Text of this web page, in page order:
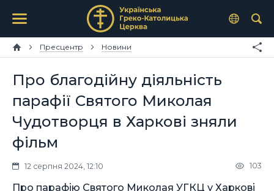
Пресцентр Новини
Про благодійну діяльність
парафії Святого Миколая
Чудотворця в Харкові зняли
фільм
12 серпня 2024, 12:10 103
Про парафію Святого Миколая УГКЦ у Харкові